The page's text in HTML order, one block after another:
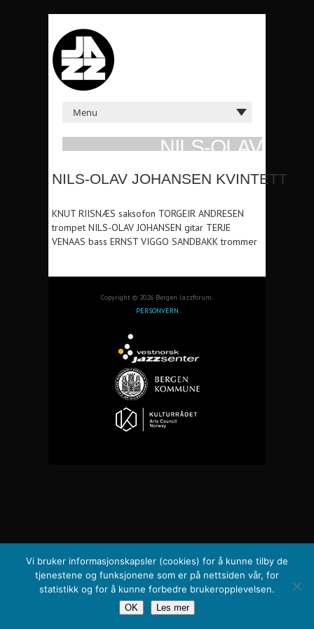
NILS-OLAV
JOHANSEN
KVINTETT
STUNDESLØSE
NILS-OLAV JOHANSEN KVINTETT
KNUT RIISNÆS saksofon TORGEIR ANDRESEN
trompet NILS-OLAV JOHANSEN gitar TERJE
VENAAS bass ERNST VIGGO SANDBAKK trommer
Copyright © 2026 Bergen Jazzforum.
PERSONVERN
Vi bruker informasjonskapsler (cookies) for å kunne tilby de
tjenestene og funksjonene som er på nettsiden vår, for
statistikk og for å kunne forbedre brukeropplevelsen.
OK Les mer